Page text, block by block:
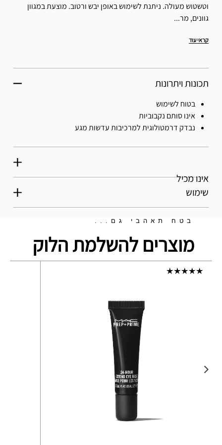
וטשטוש מעולה. ניתנת לשימוש באופן יבש ורטוב. מוצעת במגוון
גוונים, מר...
קראי עוד
תכונות ויתרונות
בטוח לשימוש
אינו סותם נקבוביות
נבדק דרמטולוגית למרכיבות עדשות מגע
אינו מכיל
שימוש
בטח תאהבי גם...
מוצרים להשלמת הלוק